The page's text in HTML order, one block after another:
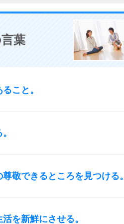
葉
こと。
敬できるところを見つける。
を新鮮にさせる。